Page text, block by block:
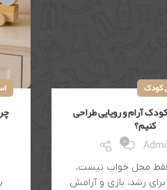
کودک
آرام و رویایی طراحی
کنیم؟
0
محل خواب نیست،
رشد، بازی و آرامش